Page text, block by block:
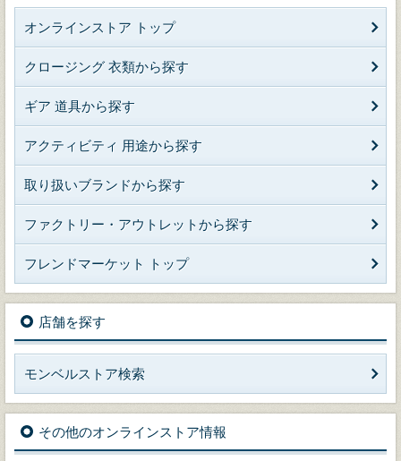
オンラインストア トップ
クロージング 衣類から探す
ギア 道具から探す
アクティビティ 用途から探す
取り扱いブランドから探す
ファクトリー・アウトレットから探す
フレンドマーケット トップ
店舗を探す
モンベルストア検索
その他のオンラインストア情報